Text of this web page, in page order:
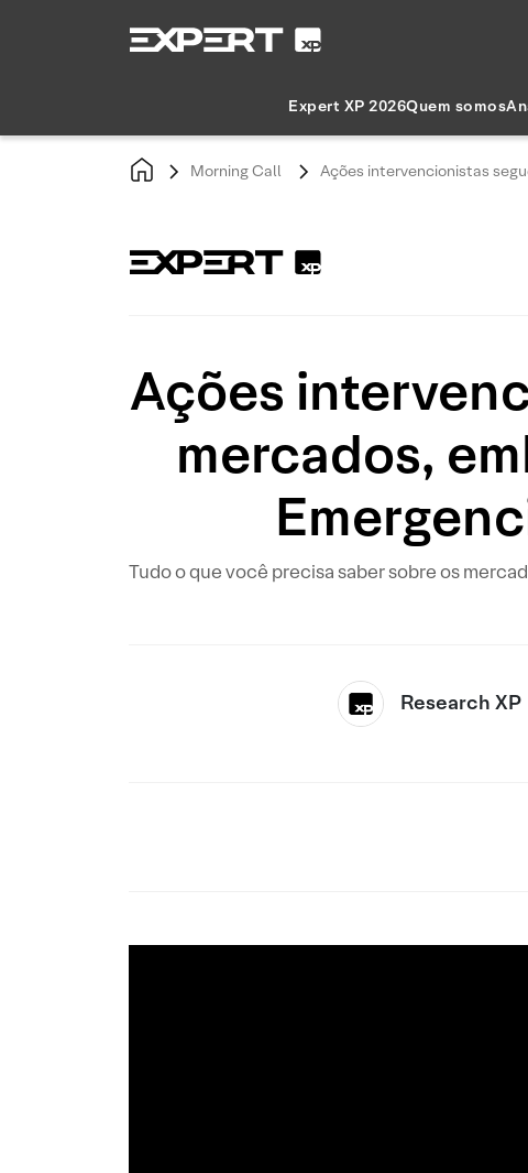
Expert XP 2026Quem somos
Morning Call Ações intervencionistas
Ações
mercados,
Tudo o que você precisa saber sobre os
Research XP